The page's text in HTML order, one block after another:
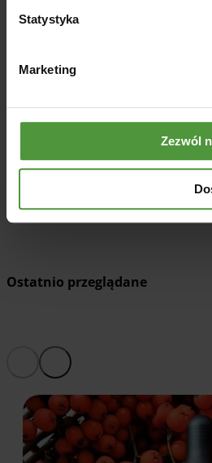
Statystyka
Marketing
Zezwól
Naturalna świeca sojowa
ROMANTYCZNA RÓŻA
59.00zł
Ostatnio przeglądane